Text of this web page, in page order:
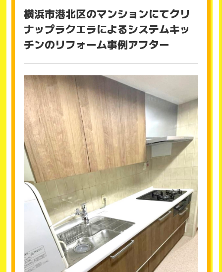
横浜市港北区のマンションにてクリ
ナップラクエラによるシステムキッ
チンのリフォーム事例アフター